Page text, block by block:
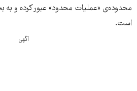
محدوده‌ی «عملیات محدود» عبور کرده و به
است.
آگهی